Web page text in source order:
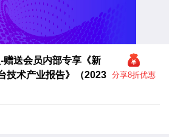
分享8折优惠
送会员内部专享《新
技术产业报告》（2023